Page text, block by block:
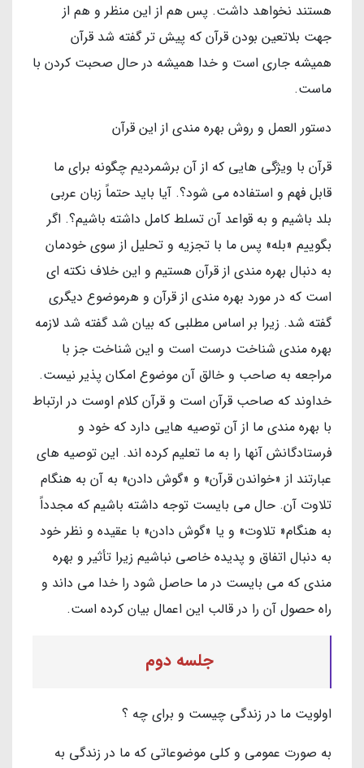
هستند نخواهد داشت. پس هم از این منظر و هم از
جهت بلاتعین بودن قرآن که پیش تر گفته شد قرآن
همیشه جاری است و خدا همیشه در حال صحبت کردن با
ماست.
دستور العمل و روش بهره مندی از این قرآن
قرآن با ویژگی هایی که از آن برشمردیم چگونه برای ما
قابل فهم و استفاده می شود؟. آیا باید حتماً زبان عربی
بلد باشیم و به قواعد آن تسلط کامل داشته باشیم؟. اگر
بگوییم «بله» پس ما با تجزیه و تحلیل از سوی خودمان
به دنبال بهره مندی از قرآن هستیم و این خلاف نکته ای
است که در مورد بهره مندی از قرآن و هرموضوع دیگری
گفته شد. زیرا بر اساس مطلبی که بیان شد گفته شد لازمه
بهره مندی شناخت درست است و این شناخت جز با
مراجعه به صاحب و خالق آن موضوع امکان پذیر نیست.
خداوند که صاحب قرآن است و قرآن کلام اوست در ارتباط
با بهره مندی ما از آن توصیه هایی دارد که خود و
فرستادگانش آنها را به ما تعلیم کرده اند. این توصیه های
عبارتند از «خواندن قرآن» و «گوش دادن» به آن به هنگام
تلاوت آن. حال می بایست توجه داشته باشیم که مجدداً
به هنگام« تلاوت» و یا «گوش دادن» با عقیده و نظر خود
به دنبال اتفاق و پدیده خاصی نباشیم زیرا تأثیر و بهره
مندی که می بایست در ما حاصل شود را خدا می داند و
راه حصول آن را در قالب این اعمال بیان کرده است.
جلسه دوم
اولویت ما در زندگی چیست و برای چه ؟
به صورت عمومی و کلی موضوعاتی که ما در زندگی به